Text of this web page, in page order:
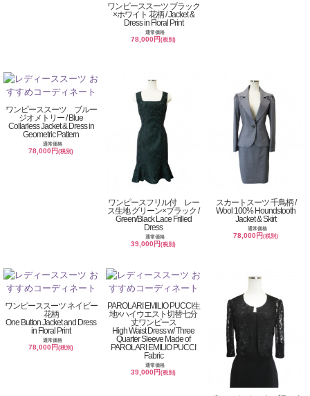
ワンピーススーツ ブラック
×ホワイト 花柄 / Jacket &
Dress in Floral Print
通常価格
78,000円(税別)
ワンピーススーツ ブルー
ジオメトリー / Blue
Collarless Jacket & Dress in
Geometric Pattern
通常価格
78,000円(税別)
ワンピースフリル付 レー
ス生地 グリーン×ブラック /
Green/Black Lace Frilled
Dress
通常価格
39,000円(税別)
スカートスーツ 千鳥柄 /
Wool 100% Houndstooth
Jacket & Skirt
通常価格
78,000円(税別)
ワンピーススーツ ネイビー
花柄
One Button Jacket and Dress
in Floral Print
通常価格
78,000円(税別)
PAROLARI EMILIO PUCCI生
地×ハイウエスト切替七分
丈ワンピース
High Waist Dress w/ Three
Quarter Sleeve Made of
PAROLARI EMILIO PUCCI
Fabric
通常価格
39,000円(税別)